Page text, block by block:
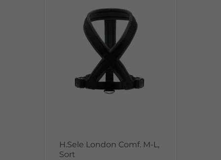
H.Sele London Comf. M-L,
Sort